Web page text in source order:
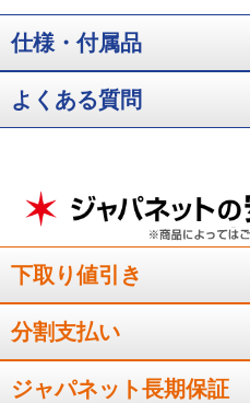
いろいろなパンが美味しく焼け
て好き！焼き具合も選べて良い
冷凍したパンもふっくら焼ける
朝にパンを焼く
仕様・付属品
よくある質問
下取り値引き
分割支払い
ジャパネット長期保証